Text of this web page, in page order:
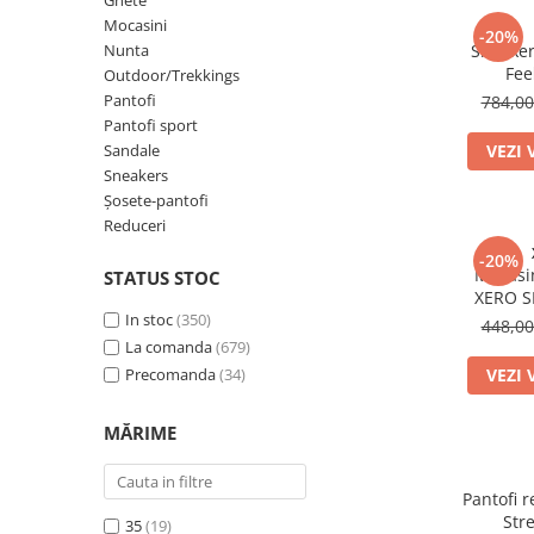
Șosete-pantofi
Mocasini
Nunta
Outdoor/Trekkings
Pantofi
Pantofi sport
Sandale
Sneakers
Șosete-pantofi
Reduceri
STATUS STOC
In stoc(350)
La comanda(679)
Precomanda(34)
MĂRIME
35(19)
-20%
VEZI
-20%
XERO
VEZI
Pantofi